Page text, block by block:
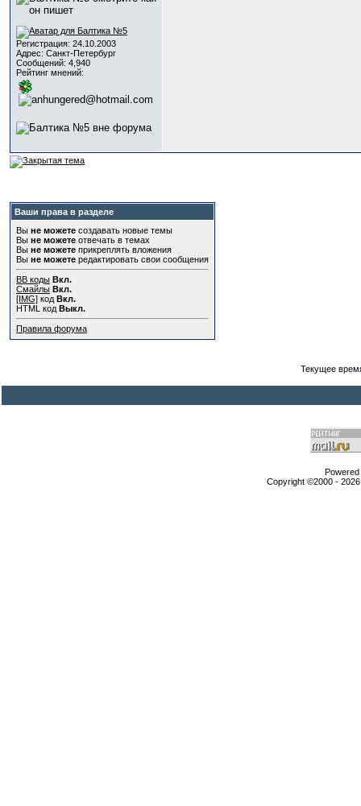
Регистрация: 24.10.2003
Адрес: Санкт-Петербург
Сообщений: 4,940
Рейтинг мнений:
Ваши права в разделе
Вы не можете создавать новые темы
Вы не можете отвечать в темах
Вы не можете прикреплять вложения
Вы не можете редактировать свои сообщения
BB коды Вкл.
Смайлы Вкл.
[IMG] код Вкл.
HTML код Выкл.
Правила форума
Текущее
Copyright ©2000 -